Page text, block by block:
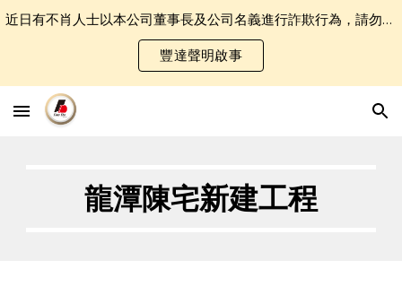
近日有不肖人士以本公司董事長及公司名義進行詐欺行為，請勿誤認受騙．
豐達聲明啟事
龍潭陳宅新建工程